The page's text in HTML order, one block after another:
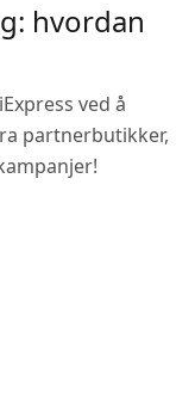
hvordan
ved å
partnerbutikker,